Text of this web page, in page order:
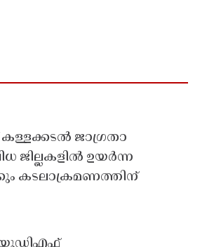
ജാഗ്രതാ
ജില്ലകളിൽ ഉയർന്ന
കടലാക്രമണത്തിന്